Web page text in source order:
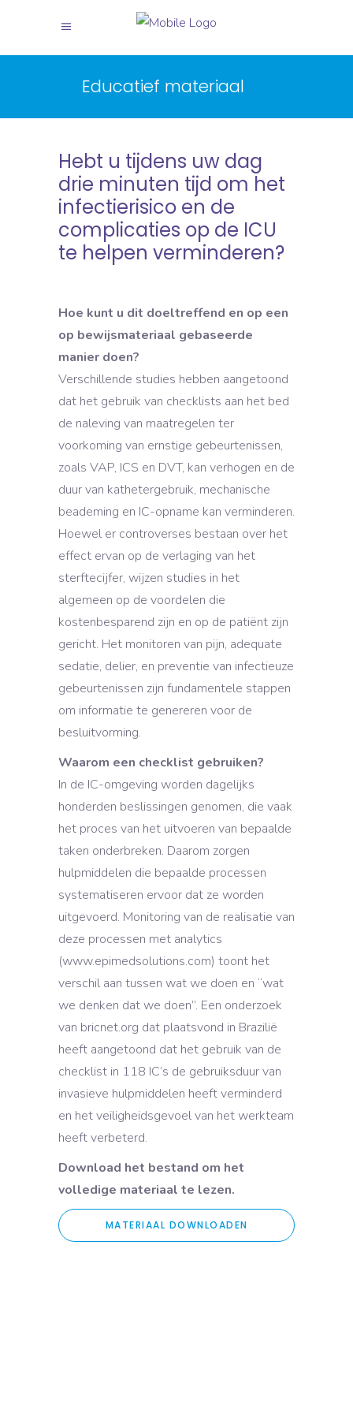
Educatief materiaal
Hebt u tijdens uw dag
drie minuten tijd om het
infectierisico en de
complicaties op de ICU
te helpen verminderen?
Hoe kunt u dit doeltreffend en op een
op bewijsmateriaal gebaseerde
manier doen?
Verschillende studies hebben aangetoond
dat het gebruik van checklists aan het bed
de naleving van maatregelen ter
voorkoming van ernstige gebeurtenissen,
zoals VAP, ICS en DVT, kan verhogen en de
duur van kathetergebruik, mechanische
beademing en IC-opname kan verminderen.
Hoewel er controverses bestaan over het
effect ervan op de verlaging van het
sterftecijfer, wijzen studies in het
algemeen op de voordelen die
kostenbesparend zijn en op de patiënt zijn
gericht. Het monitoren van pijn, adequate
sedatie, delier, en preventie van infectieuze
gebeurtenissen zijn fundamentele stappen
om informatie te genereren voor de
besluitvorming.
Waarom een checklist gebruiken?
In de IC-omgeving worden dagelijks
honderden beslissingen genomen, die vaak
het proces van het uitvoeren van bepaalde
taken onderbreken. Daarom zorgen
hulpmiddelen die bepaalde processen
systematiseren ervoor dat ze worden
uitgevoerd. Monitoring van de realisatie van
deze processen met analytics
(www.epimedsolutions.com) toont het
verschil aan tussen wat we doen en “wat
we denken dat we doen”. Een onderzoek
van bricnet.org dat plaatsvond in Brazilië
heeft aangetoond dat het gebruik van de
checklist in 118 IC’s de gebruiksduur van
invasieve hulpmiddelen heeft verminderd
en het veiligheidsgevoel van het werkteam
heeft verbeterd.
Download het bestand om het
volledige materiaal te lezen.
MATERIAAL DOWNLOADEN